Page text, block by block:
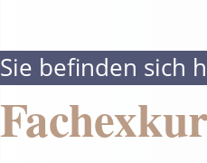
Sie befinden sich